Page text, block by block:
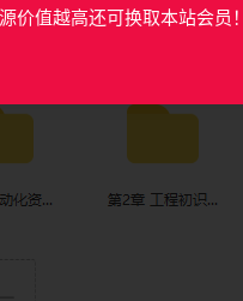
价值越高还可换取本站会员！